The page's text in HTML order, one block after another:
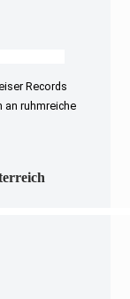
Records
an ruhmreiche